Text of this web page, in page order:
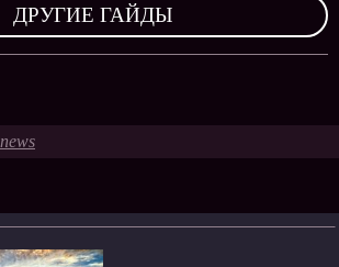
ДРУГИЕ ГАЙДЫ
news